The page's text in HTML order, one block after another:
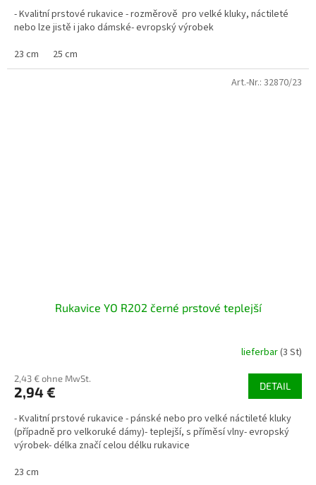
- Kvalitní prstové rukavice - rozměrově pro velké kluky, náctileté
nebo lze jistě i jako dámské- evropský výrobek
23 cm
25 cm
Rukavice YO R202 černé prstové teplejší
lieferbar(3 St)
2,43 € ohne MwSt.
2,94 € DETAIL
- Kvalitní prstové rukavice - pánské nebo pro velké náctileté kluky
(případně pro velkoruké dámy)- teplejší, s příměsí vlny- evropský
výrobek- délka značí celou délku rukavice
23 cm
Art.-Nr.: 32870/23